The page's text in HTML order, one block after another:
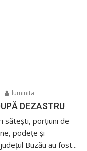
luminita
DEZASTRU
sătești, porțiuni de
podețe și
Buzău au fost...